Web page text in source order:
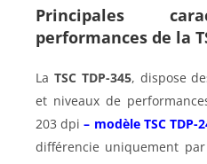
Principales
performances de la
La TSC TDP-345, dispose
et niveaux de
203 dpi – modèle TSC TDP-
différencie uniquement